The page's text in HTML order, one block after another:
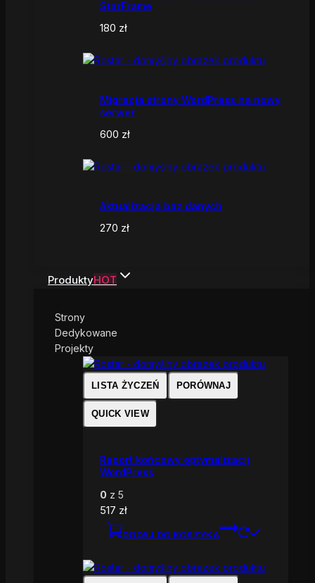
StarFrame
180 zł
Migracja strony WordPress na nowy
serwer
600 zł
Aktualizacja baz danych
270 zł
ProduktyHOT
Strony
Dedykowane
Projekty
LISTA ŻYCZEŃ PORÓWNAJ
QUICK VIEW
Raport końcowy optymalizacji
WordPress
0 z 5
517 zł
DODAJ DO KOSZYKA